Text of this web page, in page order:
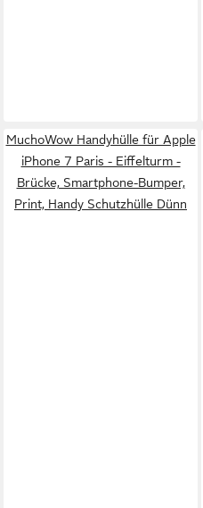
MuchoWow Handyhülle für Apple
iPhone 7 Paris - Eiffelturm -
Brücke, Smartphone-Bumper,
Print, Handy Schutzhülle Dünn